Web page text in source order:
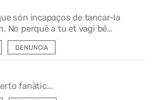
són incapaços de tancar-la
No perquè a tu et vagi bé…
DENUNCIA
fanàtic...